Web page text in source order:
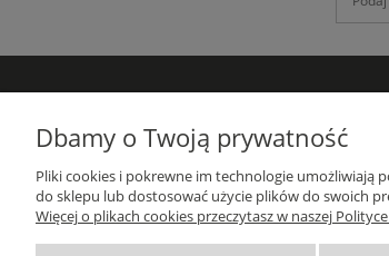
GRUPA-ATH
ul. Targowa 1A/4, 19-300 Ełk
woj. warmińsko-mazurskie
Dbamy o Twoją prywatność
Pliki cookies i pokrewne im technologie umożliwiają
do sklepu lub dostosować użycie plików do swoich
Więcej o plikach cookies przeczytasz w naszej